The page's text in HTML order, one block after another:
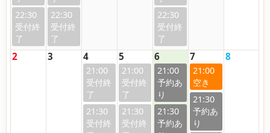
22:30 22:30 22:30
2 3 4
21:00
21:30
5
21:00
21:30
6
21:00
21:30
7
21:00
21:30
8